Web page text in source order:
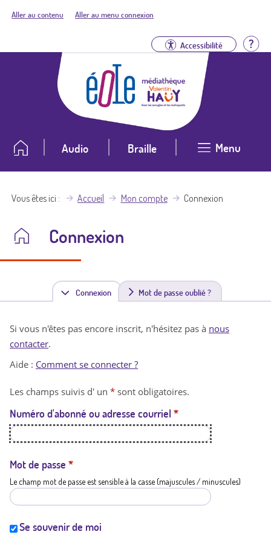
Aller au contenu Aller au menu connexion
Accessibilité
Audio Braille Menu
Vous êtes ici Accueil Mon compte Connexion
Connexion
Connexion(
n
t
a
t
i
Mot de passe oublié ?
Si vous n'êtes pas encore inscrit, n'hésitez pas à nous
contacter.
Aide : Comment se connecter ?
Les champs suivis d' un * sont obligatoires.
Numéro d'abonné ou adresse courriel *
Mot de passe *
Le champ mot de passe est sensible à la casse (majuscules / minuscules)
Se souvenir de moi